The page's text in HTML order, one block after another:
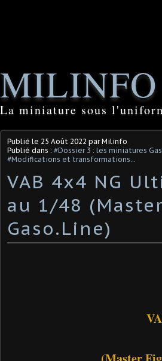
MILINFO
La miniature sous
Publié le 25 Août 2022 par Milinfo
Publié dans : #Dossier 3 : les miniatures
#Modifications et transformations...
VAB 4x4 NG
au 1/48
Gaso.Line)